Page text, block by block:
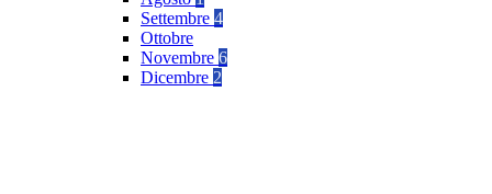
Settembre 4
Ottobre
Novembre 6
Dicembre 2